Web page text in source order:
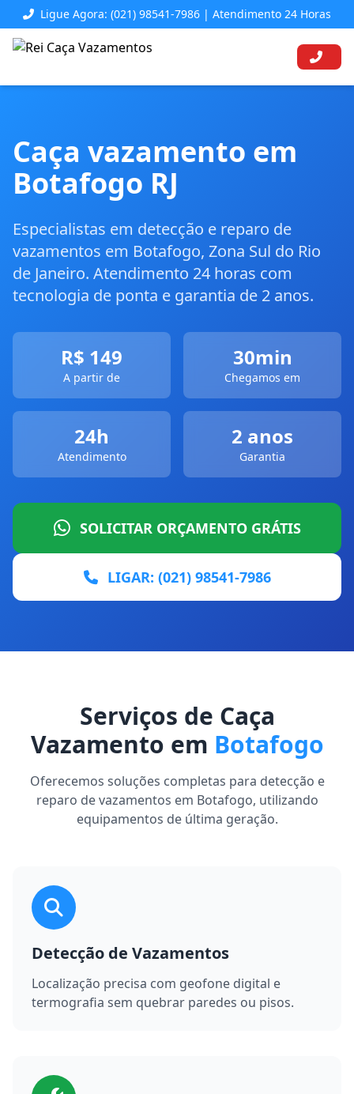
Ligue Agora: (021) 98541-7986 | Atendimento 24 Horas
Caça vazamento em
Botafogo RJ
Especialistas em detecção e reparo de
vazamentos em Botafogo, Zona Sul do Rio
de Janeiro. Atendimento 24 horas com
tecnologia de ponta e garantia de 2 anos.
R$ 149
A partir de
30min
Chegamos em
24h
Atendimento
2 anos
Garantia
SOLICITAR ORÇAMENTO GRÁTIS
LIGAR: (021) 98541-7986
Serviços de Caça
Vazamento em Botafogo
Oferecemos soluções completas para detecção e
reparo de vazamentos em Botafogo, utilizando
equipamentos de última geração.
Detecção de Vazamentos
Localização precisa com geofone digital e
termografia sem quebrar paredes ou pisos.